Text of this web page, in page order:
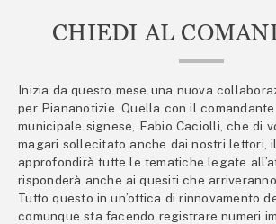
CHIEDI AL
Inizia da questo mese una nuova
per Piananotizie. Quella con il
municipale signese, Fabio Caciolli, che di
magari sollecitato anche dai nostri lettori,
approfondirà tutte le tematiche legate
risponderà anche ai quesiti che arriveranno
Tutto questo in un’ottica di rinnovamento
comunque sta facendo registrare numeri